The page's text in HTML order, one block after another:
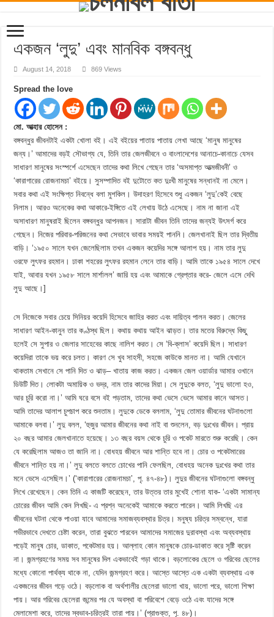
একজন ‘লুদু’ এবং মানবিক বঙ্গবন্ধু
August 14, 2018 869 Views
Spread the love
মো. আত্হার হোসেন :
বঙ্গবন্ধুর জীবনটাই একটা খোলা বই। এই বইয়ের পাতায় পাতায় লেখা আছে ‘মানুষ মানুষের
জন্য।’ আমাদের বড়ই সৌভাগ্য যে, তিনি তার জেলজীবনে ও বাংলাদেশের আনাচে-কানাচে যেসব
সাধারণ মানুষের সংস্পর্শে এসেছেন তাদের কথা লিখে গেছেন তার ‘অসমাপ্ত আত্মজীবনী’ ও
‘কারাগারের রোজনামচা’ বইয়ে। সুসম্পাদিত বই দুটোতে কত দুঃখী মানুষের সন্ধানই না মেলে।
সবার কথা এই সংক্ষিপ্ত নিবন্ধে বলা মুশকিল। উদাহরণ হিসেবে শুধু একজন ‘লুদু’কেই বেছে
নিলাম। আরও অনেকের কথা আকারে-ইঙ্গিতে এই লেখায় উঠে এসেছে। নাম না জানা এই
অসাধারণ মানুষরাই ছিলেন বঙ্গবন্ধুর আপনজন। সারাটা জীবন তিনি তাদের জন্যই উৎসর্গ করে
গেছেন। নিজের পরিবার-পরিজনের কথা সেভাবে ভাবার সময়ই পাননি। জেলখানাই ছিল তার দ্বিতীয়
বাড়ি। ‘১৯৫০ সালে যখন জেলেছিলাম তখন একজন কয়েদির সঙ্গে আলাপ হয়। নাম তার লুদু
ওরফে লুৎফর রহমান। ঢাকা শহরের লুৎফর রহমান লেনে তার বাড়ি। আমি তাকে ১৯৫৪ সালে দেখে
যাই, আবার যখন ১৯৫৮ সালে মার্শালল’ জারি হয় এবং আমাকে গ্রেপ্তার করে- জেলে এসে দেখি
লুদু আছে।]
সে নিজেকে সবার চেয়ে সিনিয়র কয়েদি হিসেবে জাহির করত এবং দায়িত্ব পালন করত। জেলের
সাধারণ আইন-কানুন তার কণ্ঠস্থ ছিল। কথায় কথায় আইন ঝাড়ত। তার মতের বিরুদ্ধে কিছু
হলেই সে সুপার ও জেলার সাহেবের কাছে নালিশ করত। সে ‘বি-ক্লাস’ কয়েদি ছিল। সাধারণ
কয়েদিরা তাকে ভয় করে চলত। কারণ সে খুব সাহসী, সহজে কাউকে মানত না। আমি যেখানে
থাকতাম সেখানে সে পানি দিত ও ঝাড়– খাতায় কাজ করত। একজন জেল ওয়ার্ডার আমার ওখানে
ডিউটি দিত। লোকটা অমায়িক ও ভদ্র, নাম তার কাদের মিয়া। সে লুদুকে বলত, ‘লুদু ভালো হও,
আর চুরি করো না।’ আমি ঘরে বসে বই পড়তাম, তাদের কথা ভেসে ভেসে আমার কানে আসত।
আমি তাদের আলাপ চুপচাপ করে শুনতাম। লুদুকে ডেকে বললাম, ‘লুদু তোমার জীবনের ঘটনাগুলো
আমাকে বলবা।’ লুদু বলল, ‘হুজুর আমার জীবনের কথা নাই বা শুনলেন, বড় দুঃখের জীবন। প্রায়
২০ বছর আমার জেলখানাতে হয়েছে। ১৩ বছর বয়স থেকে চুরি ও পকেট মারতে শুরু করেছি। কেন
যে করেছিলাম আজও তা জানি না। বোধহয় জীবনে আর শান্তি হবে না। চোর ও পকেটমারের
জীবনে শান্তি হয় না।’ লুদু বলতে বলতে চোখের পানি ফেলছিল, বোধহয় অনেক দুঃখের কথা তার
মনে ভেসে এসেছিল।’ (‘কারাগারের রোজনামচা’, পৃ. ৪৭-৪৮)। লুদুর জীবনের ঘটনাগুলো বঙ্গবন্ধু
লিখে রেখেছেন। কেন তিনি এ কাজটি করেছেন, তার উত্তর তার মুখেই শোনা যাক- ‘একটা সামান্য
চোরের জীবন আমি কেন লিখছি- এ প্রশ্ন অনেকেই আমাকে করতে পারেন। আমি লিখছি এর
জীবনের ঘটনা থেকে পাওয়া যাবে আমাদের সমাজব্যবস্থার চিত্র। মনুষ্য চরিত্র সম্বন্ধে, যারা
গভীরভাবে দেখতে চেষ্টা করেন, তারা বুঝতে পারবেন আমাদের সমাজের দুরাবস্থা এবং অব্যবস্থায়
পড়েই মানুষ চোর, ডাকাত, পকেটমার হয়। আল্লাহ কোন মানুষকে চোর-ডাকাত করে সৃষ্টি করেন
না। জন্মগ্রহণের সময় সব মানুষের দিল একভাবেই গড়া থাকে। বড়লোকের ছেলে ও গরিবের ছেলের
মধ্যে কোনো পার্থক্য থাকে না, যেদিন জন্মগ্রহণ করে। আস্তে আস্তে এক একটা ব্যবস্থায় এক
একজনের জীবন গড়ে ওঠে। বড়লোক বা অর্থশালীর ছেলেরা ভালো খায়, ভালো পরে, ভালো শিক্ষা
পায়। আর গরিবের ছেলেরা জন্মের পর যে অবস্থা বা পরিবেশে বেড়ে ওঠে এবং যাদের সঙ্গে
মেলামেশা করে, তাদের স্বভাব-চরিত্রই তারা পায়।’ (প্রাগুক্ত, পৃ. ৪৮)।